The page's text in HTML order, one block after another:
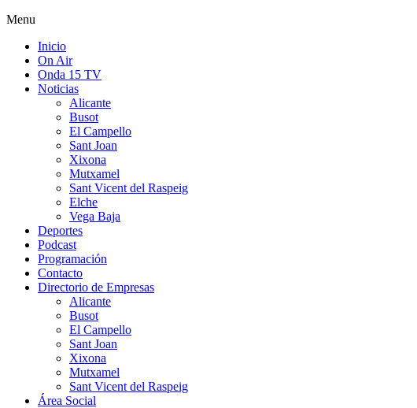
Menu
Inicio
On Air
Onda 15 TV
Noticias
Alicante
Busot
El Campello
Sant Joan
Xixona
Mutxamel
Sant Vicent del Raspeig
Elche
Vega Baja
Deportes
Podcast
Programación
Contacto
Directorio de Empresas
Alicante
Busot
El Campello
Sant Joan
Xixona
Mutxamel
Sant Vicent del Raspeig
Área Social